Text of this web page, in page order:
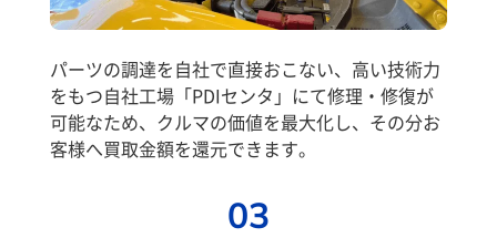
パーツの調達を自社で直接おこない、高い技術力
をもつ自社工場「PDIセンタ」にて修理・修復が
可能なため、クルマの価値を最大化し、その分お
客様へ買取金額を還元できます。
03